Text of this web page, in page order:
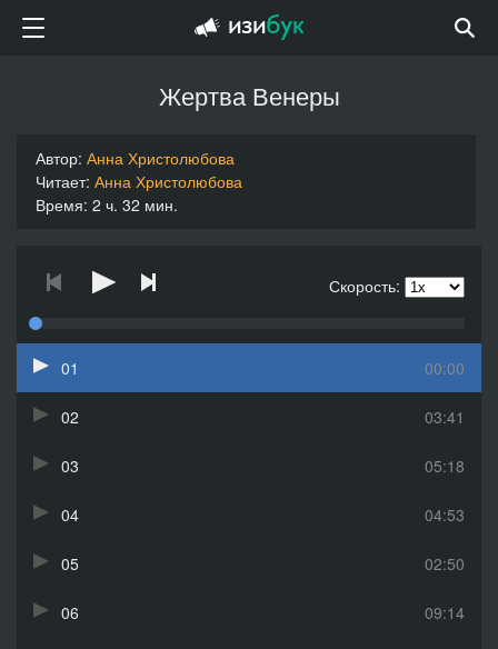
Жертва Венеры
Автор: Анна Христолюбова
Читает: Анна Христолюбова
Время: 2 ч. 32 мин.
Скорость:
00:00
01
03:41
02
05:18
03
04:53
04
02:50
05
09:14
06